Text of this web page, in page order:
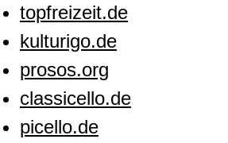
topfreizeit.de
kulturigo.de
prosos.org
classicello.de
picello.de